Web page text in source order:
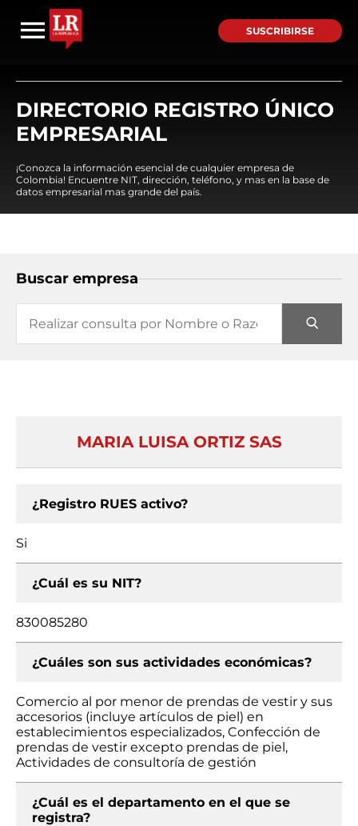
SUSCRIBIRSE
DIRECTORIO REGISTRO ÚNICO
EMPRESARIAL
¡Conozca la información esencial de cualquier empresa de
Colombia! Encuentre NIT, dirección, teléfono, y mas en la base de
datos empresarial mas grande del país.
Buscar empresa
MARIA LUISA ORTIZ SAS
¿Registro RUES activo?
Si
¿Cuál es su NIT?
830085280
¿Cuáles son sus actividades económicas?
Comercio al por menor de prendas de vestir y sus
accesorios (incluye artículos de piel) en
establecimientos especializados, Confección de
prendas de vestir excepto prendas de piel,
Actividades de consultoría de gestión
¿Cuál es el departamento en el que se
registra?